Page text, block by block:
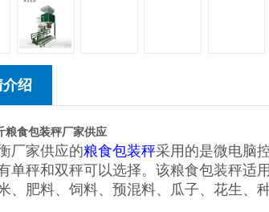
绍
粮食包装秤厂家供应
厂家供应的粮食包装秤采用的是微电脑
单秤和双秤可以选择。该粮食包装秤适
、肥料、饲料、预混料、瓜子、花生、